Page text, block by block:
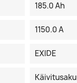
185.0 Ah
1150.0 A
EXIDE
Käivitusaku